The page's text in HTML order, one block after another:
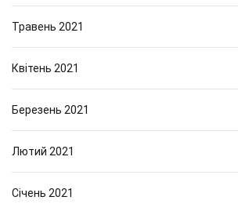
Травень 2021
Квітень 2021
Березень 2021
Лютий 2021
Січень 2021